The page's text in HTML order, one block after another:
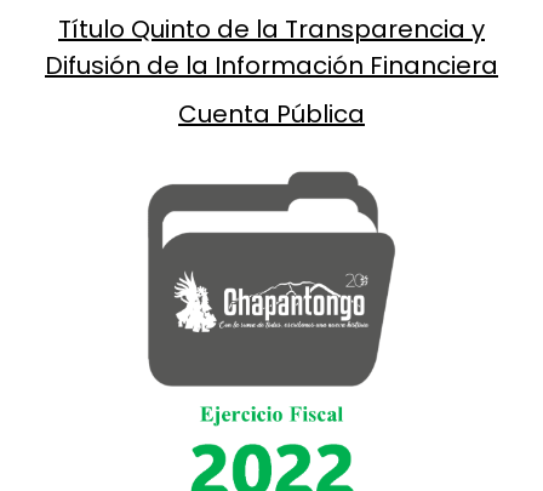
Título Quinto de la Transparencia y
Difusión de la Información Financiera
Cuenta Pública